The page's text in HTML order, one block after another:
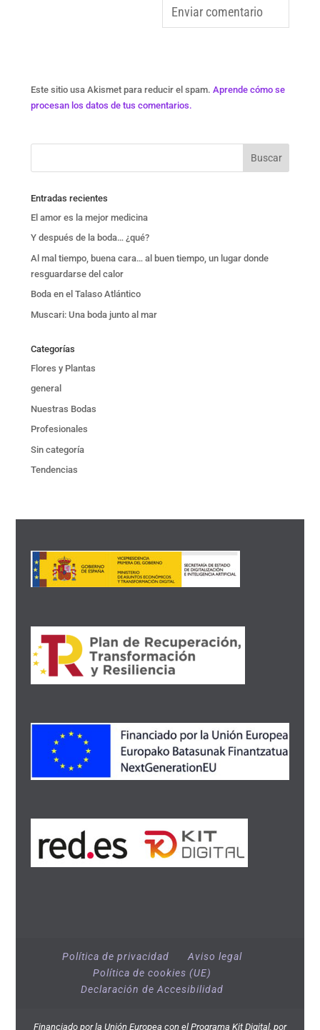
Este sitio usa Akismet para reducir el spam. Aprende cómo se
procesan los datos de tus comentarios.
Entradas recientes
El amor es la mejor medicina
Y después de la boda… ¿qué?
Al mal tiempo, buena cara… al buen tiempo, un lugar donde
resguardarse del calor
Boda en el Talaso Atlántico
Muscari: Una boda junto al mar
Categorías
Flores y Plantas
general
Nuestras Bodas
Profesionales
Sin categoría
Tendencias
Política de privacidad
Aviso legal
Política de cookies (UE)
Declaración de Accesibilidad
Financiado por la Unión Europea con el Programa Kit Digital, por